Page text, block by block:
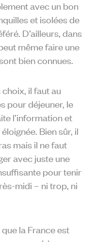
avec un bon
et isolées de
D’ailleurs, dans
même faire une
bien connues.
il faut au
pour déjeuner, le
l’information et
Bien sûr, il
mais il ne faut
avec juste une
pour tenir
midi – ni trop, ni
la France est